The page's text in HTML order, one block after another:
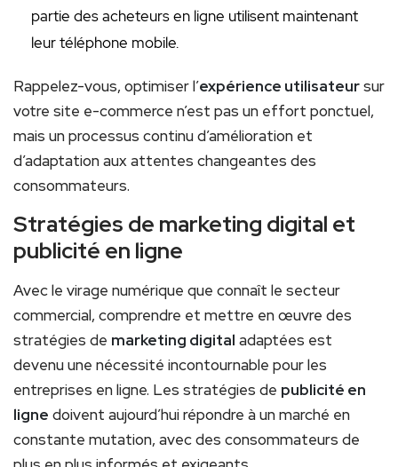
partie des acheteurs en ligne utilisent maintenant
leur téléphone mobile.
Rappelez-vous, optimiser l’expérience utilisateursur
votre site e-commerce n’est pas un effort ponctuel,
mais un processus continu d’amélioration et
d’adaptation aux attentes changeantes des
consommateurs.
Stratégies de marketing digital et
publicité en ligne
Avec le virage numérique que connaît le secteur
commercial, comprendre et mettre en œuvre des
stratégies de marketing digital adaptées est
devenu une nécessité incontournable pour les
entreprises en ligne. Les stratégies de publicité en
ligne doivent aujourd’hui répondre à un marché en
constante mutation, avec des consommateurs de